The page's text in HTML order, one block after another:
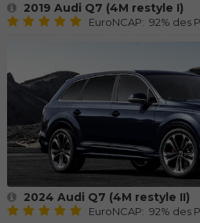
2019 Audi Q7 (4M restyle I)
EuroNCAP: 92% des
2024 Audi Q7 (4M restyle II)
EuroNCAP: 92% des